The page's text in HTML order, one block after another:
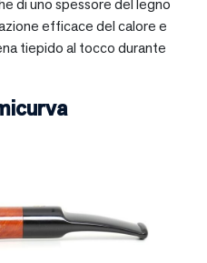
efficace del calore e
tiepido al tocco durante